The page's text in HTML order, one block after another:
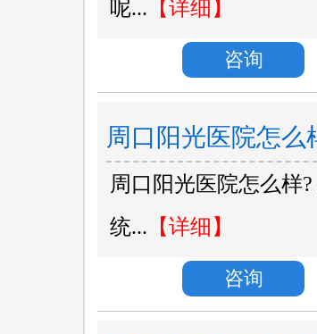
呢... 【详细】
咨询
周口阳光医院怎么
周口阳光医院怎么样
统... 【详细】
咨询